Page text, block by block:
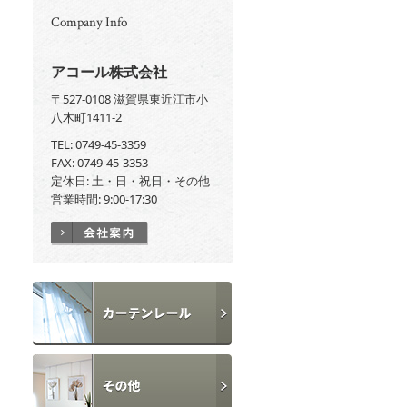
Company Info
アコール株式会社
〒527-0108 滋賀県東近江市小
八木町1411-2
TEL: 0749-45-3359
FAX: 0749-45-3353
定休日: 土・日・祝日・その他
営業時間: 9:00-17:30
カーテンレール